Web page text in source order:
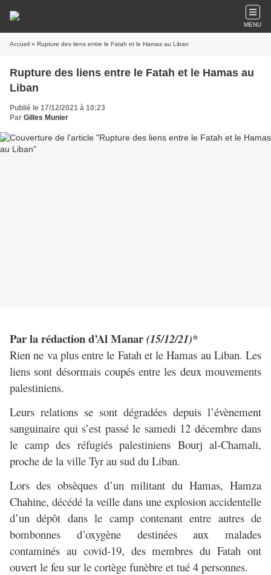
MENU
Accueil » Rupture des liens entre le Fatah et le Hamas au Liban
Rupture des liens entre le Fatah et le Hamas au
Liban
Publié le 17/12/2021 à 10:23
Par Gilles Munier
Par la rédaction d’Al Manar(15/12/21)*
Rien ne va plus entre le Fatah et le Hamas au Liban. Les
liens sont désormais coupés entre les deux mouvements
palestiniens.
Leurs relations se sont dégradées depuis l’évènement
sanguinaire qui s’est passé le samedi 12 décembre dans
le camp des réfugiés palestiniens Bourj al-Chamali,
proche de la ville Tyr au sud du Liban.
Lors des obsèques d’un militant du Hamas, Hamza
Chahine, décédé la veille dans une explosion accidentelle
d’un dépôt dans le camp contenant entre autres de
bombonnes d’oxygène destinées aux malades
contaminés au covid-19, des membres du Fatah ont
ouvert le feu sur le cortège funèbre et tué 4 personnes.